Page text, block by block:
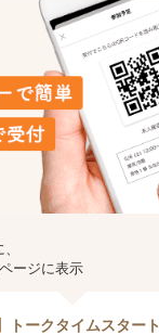
ージに表示
トークタイムスタート